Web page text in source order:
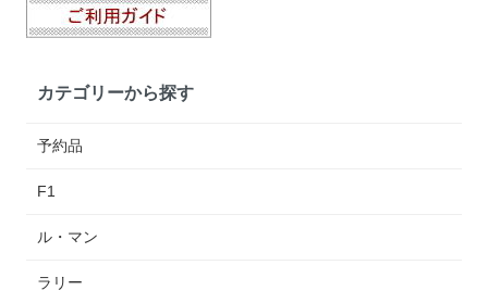
カテゴリーから探す
予約品
F1
ル・マン
ラリー